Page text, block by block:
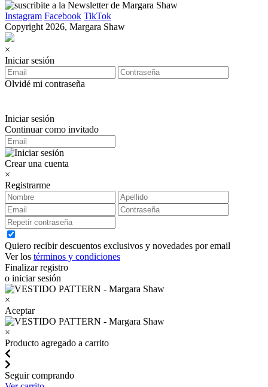
Instagram Facebook TikTok
Copyright 2026, Margara Shaw
×
Iniciar sesión
Olvidé mi contraseña
Iniciar sesión
Continuar como invitado
Crear una cuenta
×
Registrarme
Quiero recibir descuentos exclusivos y novedades por email
Ver los términos y condiciones
Finalizar registro
o iniciar sesión
×
Aceptar
×
Producto agregado a carrito
Seguir comprando